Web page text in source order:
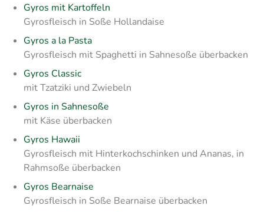
Gyros mit Kartoffeln
Gyrosfleisch in Soße Hollandaise
Gyros a la Pasta
Gyrosfleisch mit Spaghetti in Sahnesoße überbacken
Gyros Classic
mit Tzatziki und Zwiebeln
Gyros in Sahnesoße
mit Käse überbacken
Gyros Hawaii
Gyrosfleisch mit Hinterkochschinken und Ananas, in
Rahmsoße überbacken
Gyros Bearnaise
Gyrosfleisch in Soße Bearnaise überbacken